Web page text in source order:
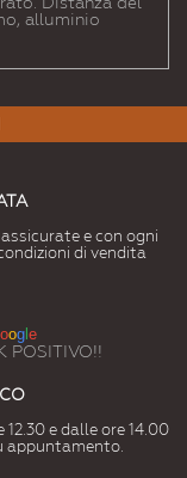
alluminio
e con ogni
di vendita
oogl e
POSITIVO!!
e dalle ore 14.00
appuntamento.